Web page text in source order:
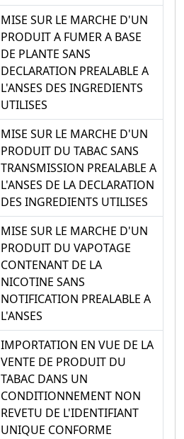
MISE SUR LE MARCHE D'UN
PRODUIT A FUMER A BASE
DE PLANTE SANS
DECLARATION PREALABLE A
L'ANSES DES INGREDIENTS
UTILISES
MISE SUR LE MARCHE D'UN
PRODUIT DU TABAC SANS
TRANSMISSION PREALABLE A
L'ANSES DE LA DECLARATION
DES INGREDIENTS UTILISES
MISE SUR LE MARCHE D'UN
PRODUIT DU VAPOTAGE
CONTENANT DE LA
NICOTINE SANS
NOTIFICATION PREALABLE A
L'ANSES
IMPORTATION EN VUE DE LA
VENTE DE PRODUIT DU
TABAC DANS UN
CONDITIONNEMENT NON
REVETU DE L'IDENTIFIANT
UNIQUE CONFORME